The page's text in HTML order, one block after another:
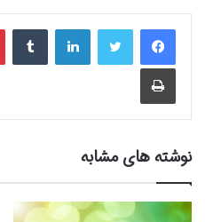
لینکدین
چاپ
نوشته های مشابه